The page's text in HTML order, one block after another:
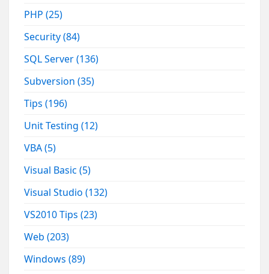
PHP(25)
Security(84)
SQL Server(136)
Subversion(35)
Tips(196)
Unit Testing(12)
VBA(5)
Visual Basic(5)
Visual Studio(132)
VS2010 Tips(23)
Web(203)
Windows(89)